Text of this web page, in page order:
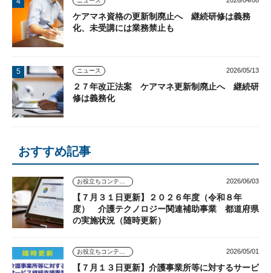
ケアマネ資格の更新制廃止へ 継続研修は義務
化、未受講には業務禁止も
ニュース 2026/05/13
２７年改正法案 ケアマネ更新制廃止へ 継続研
修は義務化
おすすめ記事
2026/06/03
【７月３１日更新】２０２６年度（令和８年
度） 介護テクノロジー関連補助事業 都道府県
の実施状況（随時更新）
2026/05/01
【７月１３日更新】介護事業所等に対するサービ